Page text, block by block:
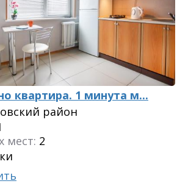
квартира. 1 минута м...
район
мест: 2